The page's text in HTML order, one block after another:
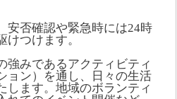
安否確認や緊急時には24時
けつけます。
強みであるアクティビティ
ョン）を通し、日々の生活
します。地域のボランティ